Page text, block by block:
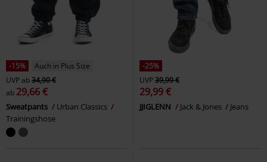
-15%
Auch in Plus Size
UVPab34,90 €
ab 29,66 €
Sweatpants
Urban Classics
Trainingshose
-25%
UVP39,99 €
29,99 €
JJIGLENN Jack & Jones Jeans